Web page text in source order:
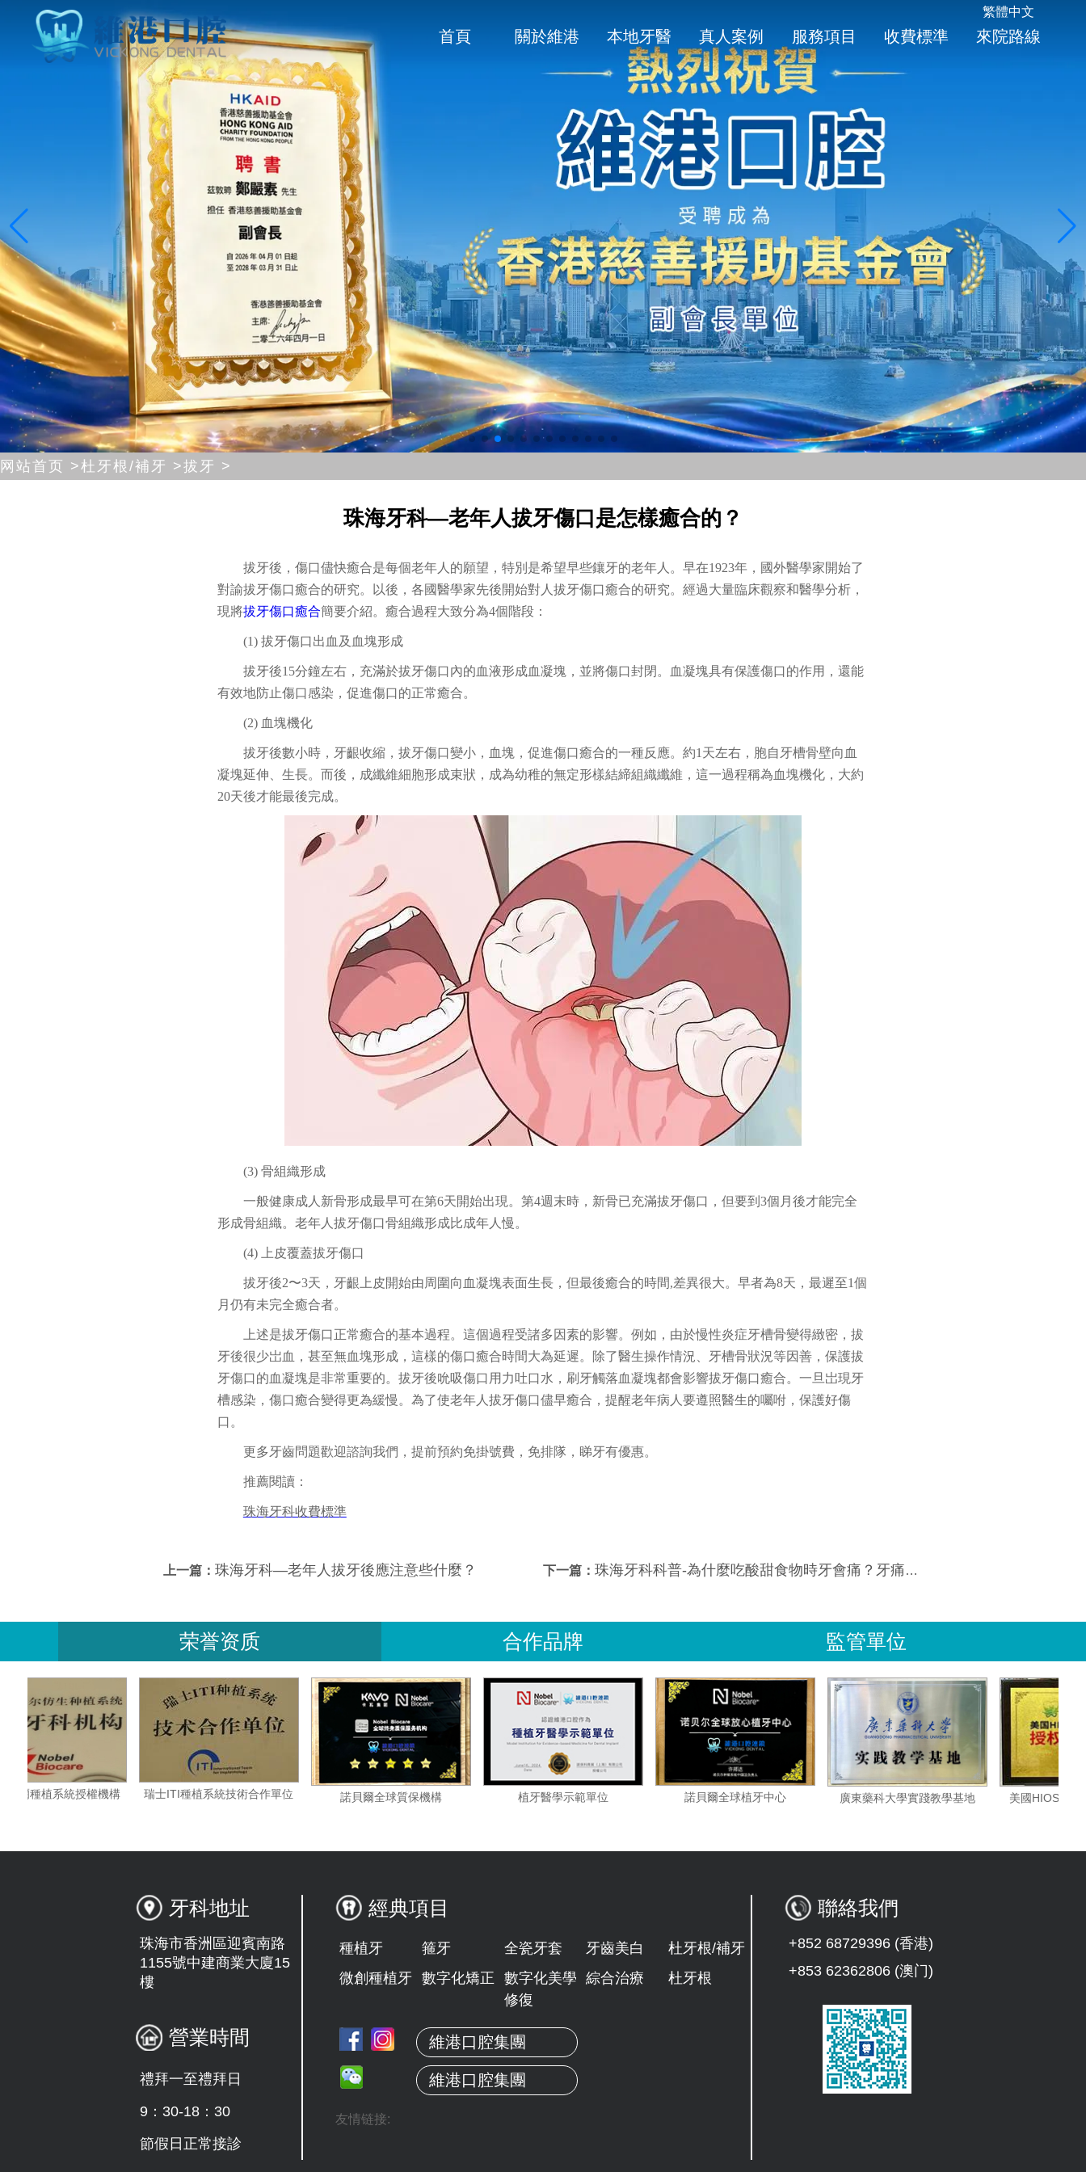
繁體中文
首頁 關於維港 本地牙醫 真人案例 服務項目 收費標準 來院路線
网站首页 >杜牙根/補牙 >拔牙 >
珠海牙科—老年人拔牙傷口是怎樣癒合的？
拔牙後，傷口儘快癒合是每個老年人的願望，特別是希望早些鑲牙的老年人。早在1923年，國外醫學家開始了
對諭拔牙傷口癒合的研究。以後，各國醫學家先後開始對人拔牙傷口癒合的研究。經過大量臨床觀察和醫學分析，
現將拔牙傷口癒合簡要介紹。癒合過程大致分為4個階段：
(1) 拔牙傷口出血及血塊形成
拔牙後15分鐘左右，充滿於拔牙傷口內的血液形成血凝塊，並將傷口封閉。血凝塊具有保護傷口的作用，還能
有效地防止傷口感染，促進傷口的正常癒合。
(2) 血塊機化
拔牙後數小時，牙齦收縮，拔牙傷口變小，血塊，促進傷口癒合的一種反應。約1天左右，胞自牙槽骨壁向血
凝塊延伸、生長。而後，成纖維細胞形成束狀，成為幼稚的無定形樣結締組織纖維，這一過程稱為血塊機化，大約
20天後才能最後完成。
(3) 骨組織形成
一般健康成人新骨形成最早可在第6天開始出現。第4週末時，新骨已充滿拔牙傷口，但要到3個月後才能完全
形成骨組織。老年人拔牙傷口骨組織形成比成年人慢。
(4) 上皮覆蓋拔牙傷口
拔牙後2〜3天，牙齦上皮開始由周圍向血凝塊表面生長，但最後癒合的時間,差異很大。早者為8天，最遲至1個
月仍有未完全癒合者。
上述是拔牙傷口正常癒合的基本過程。這個過程受諸多因素的影響。例如，由於慢性炎症牙槽骨變得緻密，拔
牙後很少岀血，甚至無血塊形成，這樣的傷口癒合時間大為延遲。除了醫生操作情況、牙槽骨狀況等因善，保護拔
牙傷口的血凝塊是非常重要的。拔牙後吮吸傷口用力吐口水，刷牙觸落血凝塊都會影響拔牙傷口癒合。一旦岀現牙
槽感染，傷口癒合變得更為緩慢。為了使老年人拔牙傷口儘早癒合，提醒老年病人要遵照醫生的囑咐，保護好傷
口。
更多牙齒問題歡迎諮詢我們，提前預約免掛號費，免排隊，睇牙有優惠。
推薦閱讀：
珠海牙科收費標準
上一篇： 珠海牙科—老年人拔牙後應注意些什麼？ 下一篇： 珠海牙科科普-為什麼吃酸甜食物時牙會痛？牙痛去醫院治療前有什麼緩解方法？
荣誉资质 合作品牌 監管單位
瑞典諾貝爾種植系統授權機構 瑞士ITI種植系統技術合作單位 諾貝爾全球質保機構 植牙醫學示範單位 諾貝爾全球植牙中心 廣東藥科大學實踐教學基地 美國
牙科地址
珠海市香洲區迎賓南路
1155號中建商業大廈15
樓
營業時間
禮拜一至禮拜日
9：30-18：30
節假日正常接診
經典項目
種植牙 箍牙 全瓷牙套 牙齒美白
杜牙根/補牙
微創種植牙 數字化矯正
數字化美學
修復
綜合治療 杜牙根
維港口腔集團
維港口腔集團
友情链接:
聯絡我們
+852 68729396 (香港)
+853 62362806 (澳门)